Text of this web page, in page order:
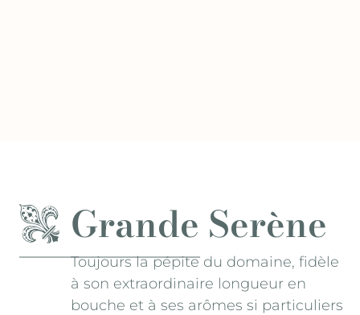
Grande Serène
Toujours la pépite du domaine, fidèle
à son extraordinaire longueur en
bouche et à ses arômes si particuliers